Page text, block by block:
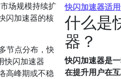
场规模持续扩
闪加速器的核
节点分布，快
快闪加速器
高峰期或不稳
快闪加速器适
什么是
器？
快闪加速器是
在提升用户在